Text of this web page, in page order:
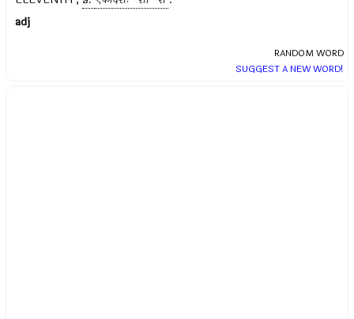
adj
RANDOM WORD
SUGGEST A NEW WORD!